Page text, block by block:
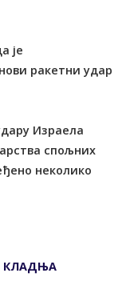
је
ракетни удар
Израела
спољних
неколико
КЛАДЊА